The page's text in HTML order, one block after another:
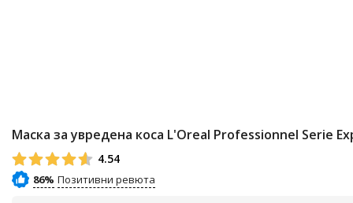
Маска за увредена коса L'Oreal Professionnel Serie
4.54
86%